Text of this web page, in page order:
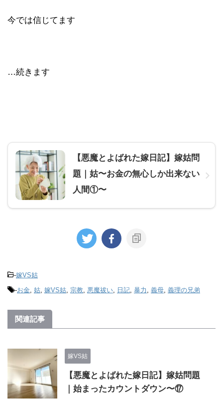
今では信じてます
…続きます
【悪魔とよばれた嫁日記】嫁姑問
題｜姑〜お金の無心しか出来ない
人間①〜
-嫁VS姑
-お金, 姑, 嫁VS姑, 宗教, 悪魔祓い, 日記, 暴力 , 義母, 義理の兄弟
関連記事
嫁VS姑
【悪魔とよばれた嫁日記】嫁姑問題
｜始まったカウントダウン〜⑰